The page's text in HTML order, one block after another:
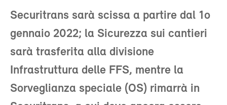
Securitrans sarà scissa a partire dal 1o
gennaio 2022; la Sicurezza sui cantieri
sarà trasferita alla divisione
Infrastruttura delle FFS, mentre la
Sorveglianza speciale (OS) rimarrà in